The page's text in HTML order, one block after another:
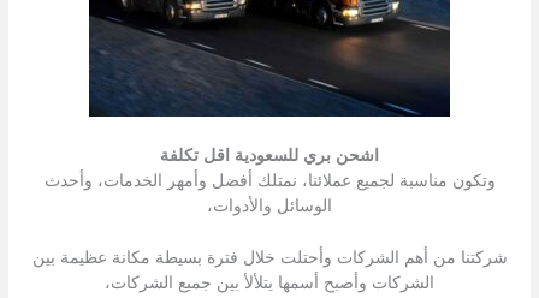
اشحن بري للسعودية اقل تكلفة
وتكون مناسبة لجميع عملائنا، نمتلك أفضل وأمهر الخدمات، وأحدث
الوسائل والأدوات،
شركتنا من أهم الشركات وأحتلت خلال فترة بسيطة مكانة عظيمة بين
الشركات وأصبح أسمها يتلألأ بين جميع الشركات،